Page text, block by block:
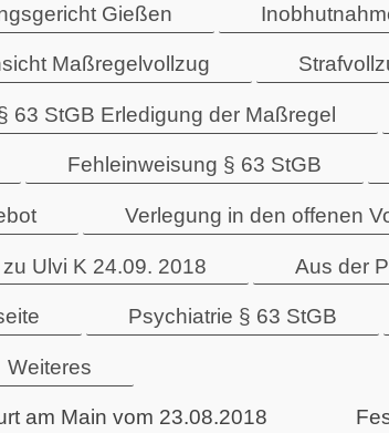
Gießen
Maßregelvollzug
63 StGB Erledigung der Maßregel
Fehleinweisung § 63 StGB
Verlegung in den offenen
Ulvi K 24.09. 2018 Aus der
Psychiatrie § 63 StGB
Weiteres
am Main vom 23.08.2018